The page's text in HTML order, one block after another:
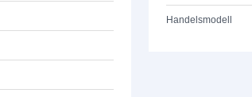
Handelsmodell